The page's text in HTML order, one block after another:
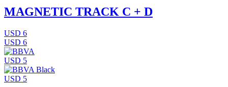
MAGNETIC TRACK C + D
USD 6
USD 6
USD 5
USD 5